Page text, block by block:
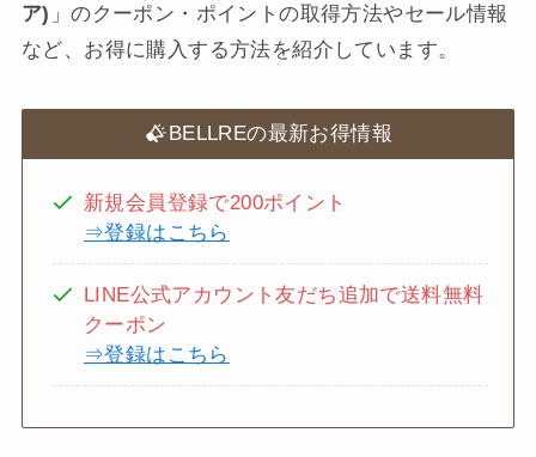
ア) 」のクーポン・ポイントの取得方法やセール情報
など、お得に購入する方法を紹介しています。
BELLREの最新お得情報
新規会員登録で200ポイント
⇒登録はこちら
LINE公式アカウント友だち追加で送料無料
クーポン
⇒登録はこちら